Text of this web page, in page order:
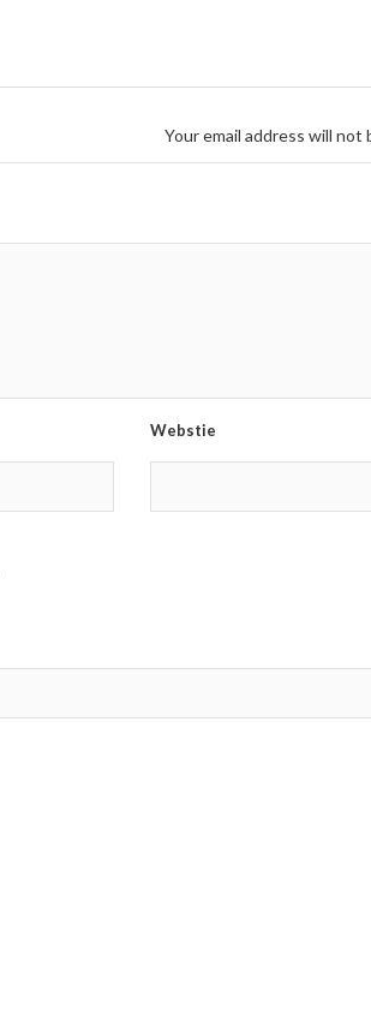
Your email address will not
Webstie